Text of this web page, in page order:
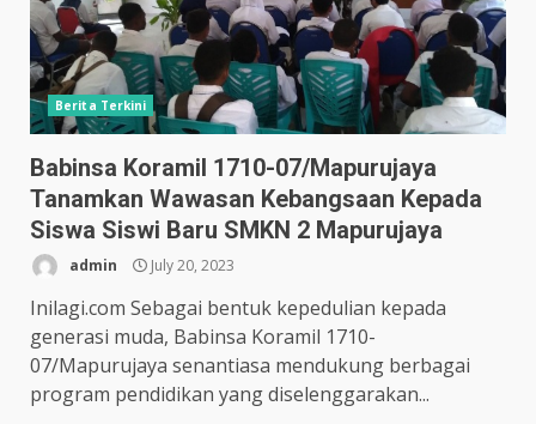
Berita Terkini
Babinsa Koramil 1710-07/Mapurujaya
Tanamkan Wawasan Kebangsaan Kepada
Siswa Siswi Baru SMKN 2 Mapurujaya
admin July 20, 2023
Inilagi.com Sebagai bentuk kepedulian kepada
generasi muda, Babinsa Koramil 1710-
07/Mapurujaya senantiasa mendukung berbagai
program pendidikan yang diselenggarakan...